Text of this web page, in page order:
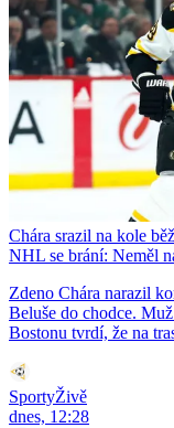
Chára srazil na kole
NHL se brání: Neměl
Zdeno Chára narazil
Beluše do chodce.
Bostonu tvrdí, že na
SportyŽivě
dnes, 12:28